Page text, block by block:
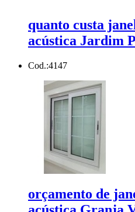
quanto custa
acústica Jardim
Cod.:4147
orçamento de